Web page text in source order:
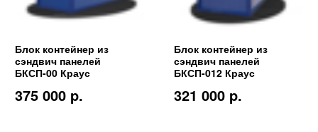
Блок контейнер из
сэндвич панелей
БКСП-00 Краус
375 000 p.
Блок контейнер из
сэндвич панелей
БКСП-012 Краус
321 000 p.